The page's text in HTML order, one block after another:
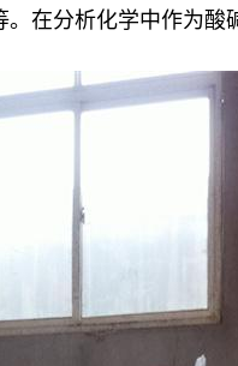
在分析化学中作为酸